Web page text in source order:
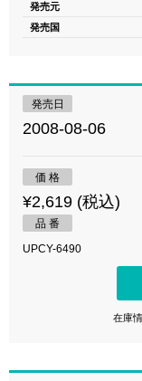
発売元
発売国
発売日
2008-08-06
価 格
¥2,619 (税込)
品 番
UPCY-6490
在庫